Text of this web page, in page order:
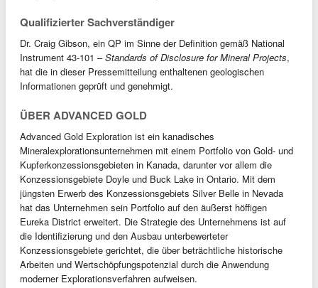
Qualifizierter Sachverständiger
Dr. Craig Gibson, ein QP im Sinne der Definition gemäß National
Instrument 43-101 –Standards of Disclosure for Mineral Projects,
hat die in dieser Pressemitteilung enthaltenen geologischen
Informationen geprüft und genehmigt.
ÜBER ADVANCED GOLD
Advanced Gold Exploration ist ein kanadisches
Mineralexplorationsunternehmen mit einem Portfolio von Gold- und
Kupferkonzessionsgebieten in Kanada, darunter vor allem die
Konzessionsgebiete Doyle und Buck Lake in Ontario. Mit dem
jüngsten Erwerb des Konzessionsgebiets Silver Belle in Nevada
hat das Unternehmen sein Portfolio auf den äußerst höffigen
Eureka District erweitert. Die Strategie des Unternehmens ist auf
die Identifizierung und den Ausbau unterbewerteter
Konzessionsgebiete gerichtet, die über beträchtliche historische
Arbeiten und Wertschöpfungspotenzial durch die Anwendung
moderner Explorationsverfahren aufweisen.